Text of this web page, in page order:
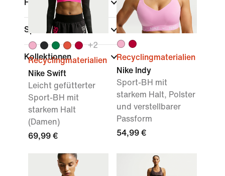
Farbe
Sport
Kollektionen
+2
Recyclingmaterialien
Nike Swift
Leicht gefütterter
Sport-BH mit
starkem Halt
(Damen)
69,99 €
Recyclingmaterialien
Nike Indy
Sport-BH mit
starkem Halt, Polster
und verstellbarer
Passform
54,99 €